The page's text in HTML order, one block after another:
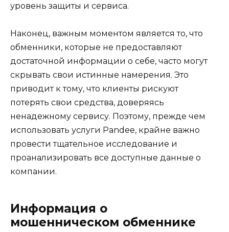
уровень защиты и сервиса.
Наконец, важным моментом является то, что
обменники, которые не предоставляют
достаточной информации о себе, часто могут
скрывать свои истинные намерения. Это
приводит к тому, что клиенты рискуют
потерять свои средства, доверяясь
ненадежному сервису. Поэтому, прежде чем
использовать услуги Pandee, крайне важно
провести тщательное исследование и
проанализировать все доступные данные о
компании.
Информация о
мошенническом обменнике